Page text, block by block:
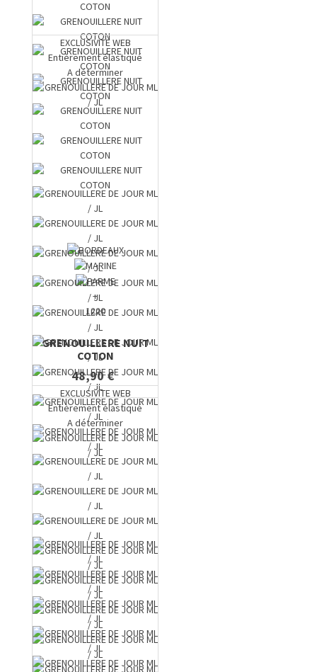
+
1220
GRENOUILLERE NUIT
COTON
48,90 €
EXCLUSIVITE WEB
Entièrement élastiqué
A déterminer
EXCLUSIVITE WEB
Entièrement élastiqué
A déterminer